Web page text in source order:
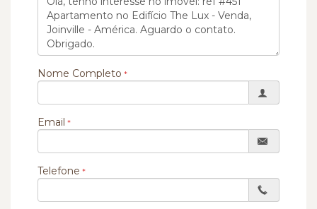
Nome Completo
Email
Telefone